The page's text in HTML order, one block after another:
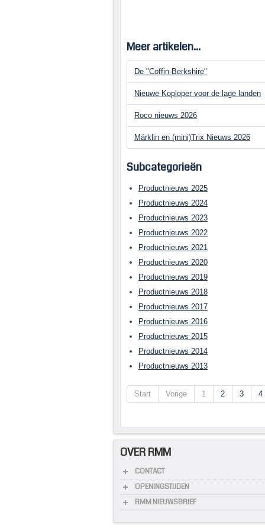
Meer artikelen...
De "Coffin-Berkshire"
Nieuwe Koploper voor de lage landen
Roco nieuws 2026
Märklin en (mini)Trix Nieuws 2026
Subcategorieën
Productnieuws 2025
Productnieuws 2024
Productnieuws 2023
Productnieuws 2022
Productnieuws 2021
Productnieuws 2020
Productnieuws 2019
Productnieuws 2018
Productnieuws 2017
Productnieuws 2016
Productnieuws 2015
Productnieuws 2014
Productnieuws 2013
Start Vorige 1 2 3 4
OVER RMM
CONTACT
OPENINGSTIJDEN
RMM NIEUWSBRIEF